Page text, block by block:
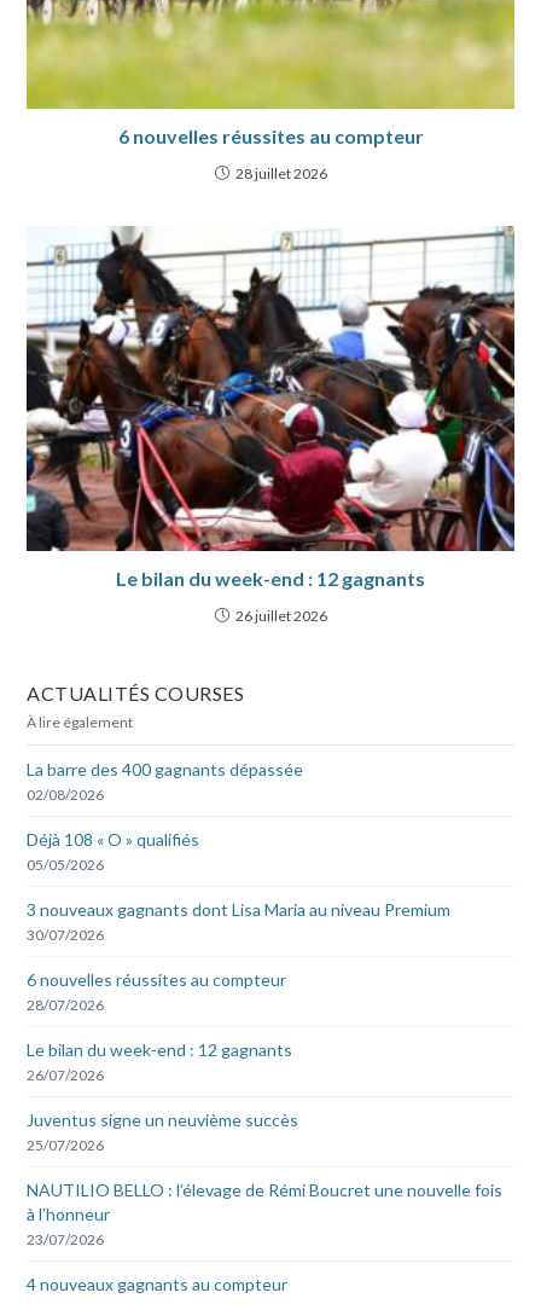
6 nouvelles réussites au compteur
28 juillet 2026
Le bilan du week-end : 12 gagnants
26 juillet 2026
ACTUALITÉS COURSES
À lire également
La barre des 400 gagnants dépassée
02/08/2026
Déjà 108 « O » qualifiés
05/05/2026
3 nouveaux gagnants dont Lisa Maria au niveau Premium
30/07/2026
6 nouvelles réussites au compteur
28/07/2026
Le bilan du week-end : 12 gagnants
26/07/2026
Juventus signe un neuvième succès
25/07/2026
NAUTILIO BELLO : l’élevage de Rémi Boucret une nouvelle fois
à l’honneur
23/07/2026
4 nouveaux gagnants au compteur